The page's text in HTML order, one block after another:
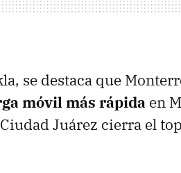
se destaca que
móvil más rápida en
Juárez cierra el